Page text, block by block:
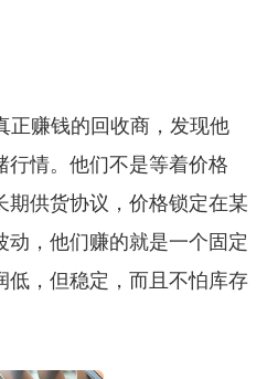
正赚钱的回收商，发现他
行情。他们不是等着价格
期供货协议，价格锁定在某
动，他们赚的就是一个固定
低，但稳定，而且不怕库存